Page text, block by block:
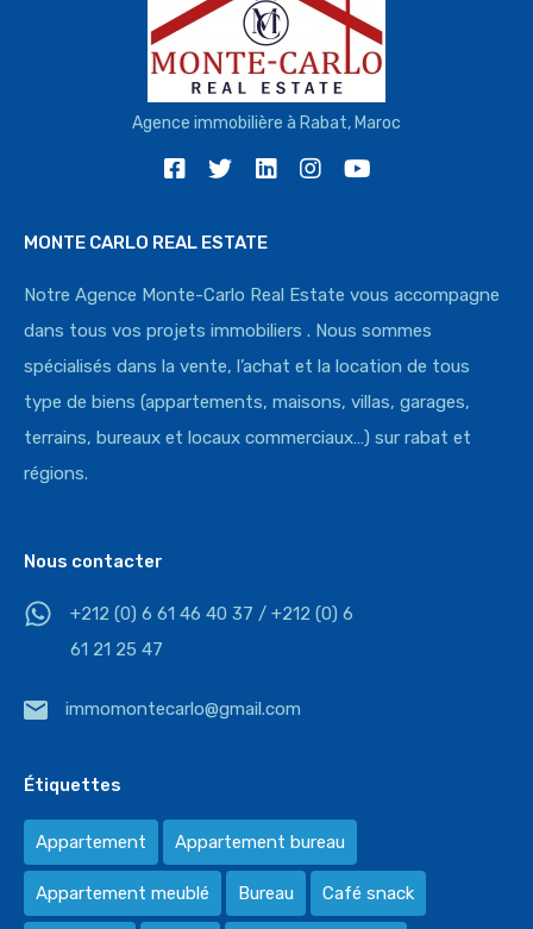
Agence immobilière à Rabat, Maroc
MONTE CARLO REAL ESTATE
Notre Agence Monte-Carlo Real Estate vous accompagne
dans tous vos projets immobiliers . Nous sommes
spécialisés dans la vente, l’achat et la location de tous
type de biens (appartements, maisons, villas, garages,
terrains, bureaux et locaux commerciaux…) sur rabat et
régions.
Nous contacter
+212 (0) 6 61 46 40 37 / +212 (0) 6
61 21 25 47
immomontecarlo@gmail.com
Étiquettes
Appartement Appartement bureau
Appartement meublé Bureau Café snack